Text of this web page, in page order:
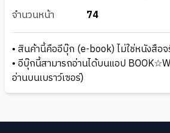
จำนวนหน้า
74
• สินค้านี้คืออีบุ๊ก (e-book) ไม่ใช่หนังสือจ
• อีบุ๊กนี้สามารถอ่านได้บนแอป
อ่านบนเบราว์เซอร์)